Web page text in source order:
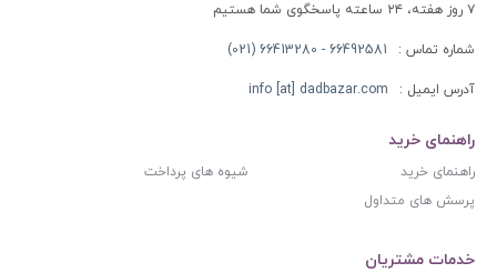
۷ روز هفته، ۲۴ ساعته پاسخگوی شما هستیم
شماره تماس : 66492581 - 66413280 (021)
آدرس ایمیل : info [at] dadbazar.com
راهنمای خرید
راهنمای خرید
شیوه های پرداخت
پرسش های متداول
خدمات مشتریان